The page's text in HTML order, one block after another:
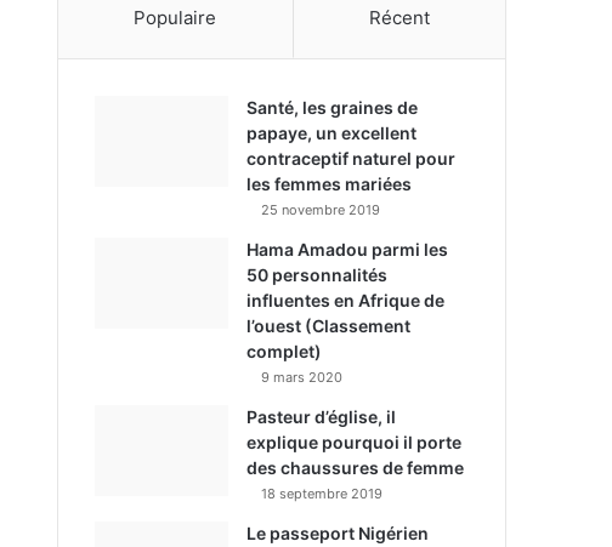
Populaire Récent
Santé, les graines de
papaye, un excellent
contraceptif naturel pour
les femmes mariées
25 novembre 2019
Hama Amadou parmi les
50 personnalités
influentes en Afrique de
l’ouest (Classement
complet)
9 mars 2020
Pasteur d’église, il
explique pourquoi il porte
des chaussures de femme
18 septembre 2019
Le passeport Nigérien